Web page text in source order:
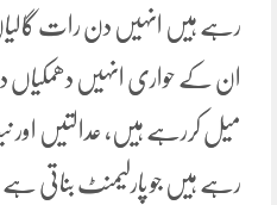
رہے ہیں انہیں دن رات
ان کے حواری انہیں
میل کررہے ہیں، عدالتیں اور
رہے ہیں جو پارلیمنٹ بناتی ہے